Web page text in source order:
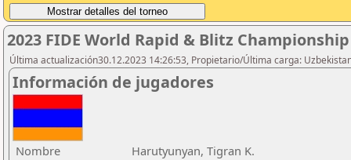
2023 FIDE World Rapid & Blitz
Última actualización30.12.2023 14:26:53, Propietario/Última carga:
Información de jugadores
Nombre
Harutyunyan, Tigran K.